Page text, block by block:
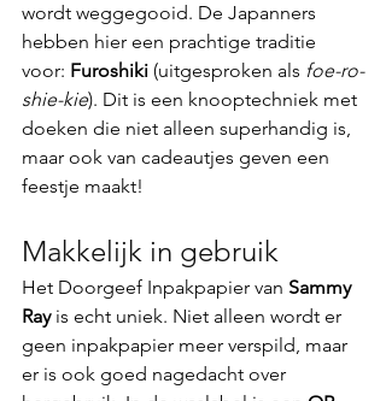
wordt weggegooid. De Japanners
hebben hier een prachtige traditie
voor: Furoshiki (uitgesproken als foe-ro-
shie-kie). Dit is een knooptechniek met
doeken die niet alleen superhandig is,
maar ook van cadeautjes geven een
feestje maakt!
Makkelijk in gebruik
Het Doorgeef Inpakpapier van Sammy
Ray is echt uniek. Niet alleen wordt er
geen inpakpapier meer verspild, maar
er is ook goed nagedacht over